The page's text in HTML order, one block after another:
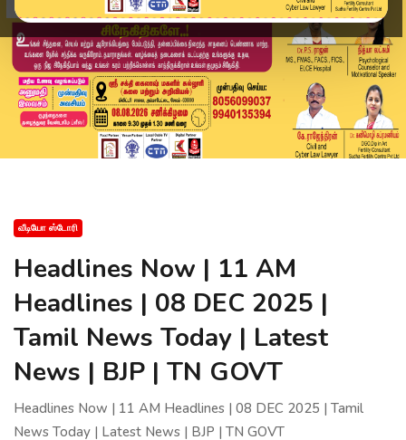
வீடியோ ஸ்டோரி
Headlines Now | 11 AM
Headlines | 08 DEC 2025 |
Tamil News Today | Latest
News | BJP | TN GOVT
Headlines Now | 11 AM Headlines | 08 DEC 2025 | Tamil
News Today | Latest News | BJP | TN GOVT